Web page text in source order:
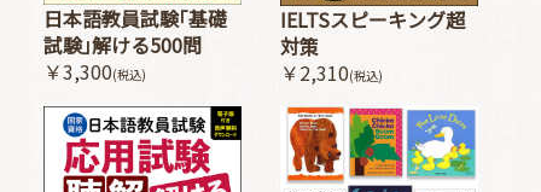
日本語教員試験｢基礎
試験｣解ける500問
￥3,300(税込)
IELTSスピーキング超
対策
￥2,310(税込)